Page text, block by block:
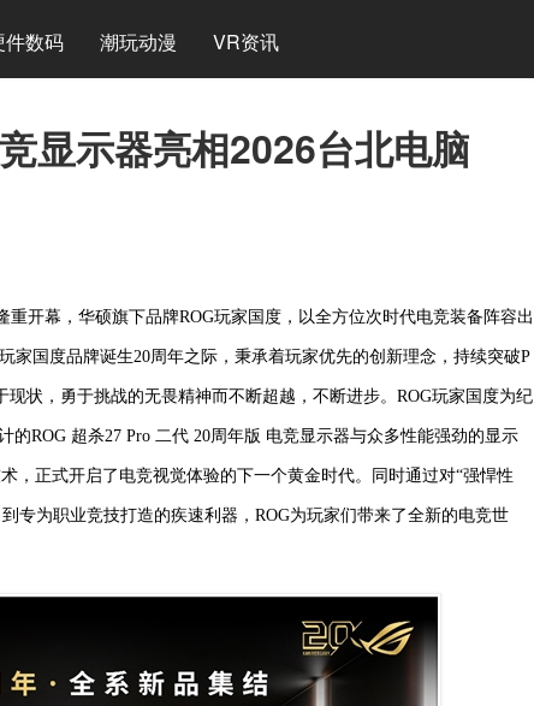
件数码 潮玩动漫 VR资讯
显示器亮相2026台北电脑
重开幕，华硕旗下品牌ROG玩家国度，以全方位次时代电竞装备阵容出
家国度品牌诞生20周年之际，秉承着玩家优先的创新理念，持续突破P
状，勇于挑战的无畏精神而不断超越，不断进步。ROG玩家国度为纪
ROG 超杀27 Pro 二代 20周年版 电竞显示器与众多性能强劲的显示
，正式开启了电竞视觉体验的下一个黄金时代。同时通过对“强悍性
专为职业竞技打造的疾速利器，ROG为玩家们带来了全新的电竞世